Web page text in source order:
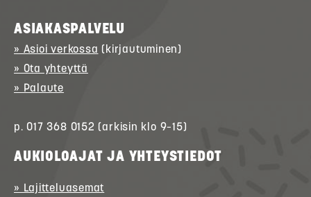
ASIAKASPALVELU
» Asioi verkossa (kirjautuminen)
» Ota yhteyttä
» Palaute
p. 017 368 0152 (arkisin klo 9–15)
AUKIOLOAJAT JA YHTEYSTIEDOT
» Lajitteluasemat